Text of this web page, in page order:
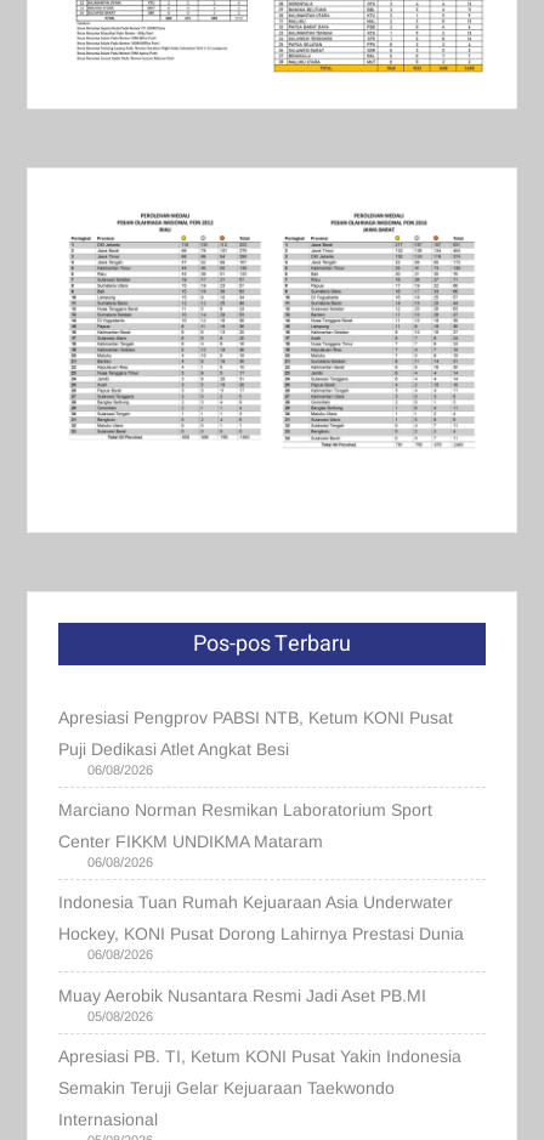
Pos-pos Terbaru
Apresiasi Pengprov PABSI NTB, Ketum KONI Pusat
Puji Dedikasi Atlet Angkat Besi
06/08/2026
Marciano Norman Resmikan Laboratorium Sport
Center FIKKM UNDIKMA Mataram
06/08/2026
Indonesia Tuan Rumah Kejuaraan Asia Underwater
Hockey, KONI Pusat Dorong Lahirnya Prestasi Dunia
06/08/2026
Muay Aerobik Nusantara Resmi Jadi Aset PB.MI
05/08/2026
Apresiasi PB. TI, Ketum KONI Pusat Yakin Indonesia
Semakin Teruji Gelar Kejuaraan Taekwondo
Internasional